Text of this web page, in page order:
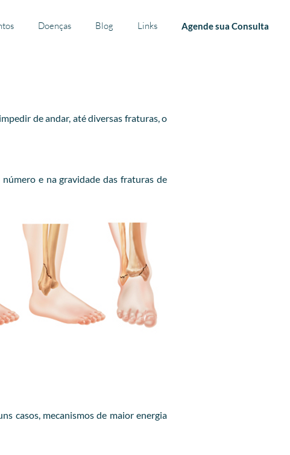
Doenças Blog Links Agende sua Consulta
de andar, até diversas fraturas, o
e na gravidade das fraturas de
casos, mecanismos de maior energia